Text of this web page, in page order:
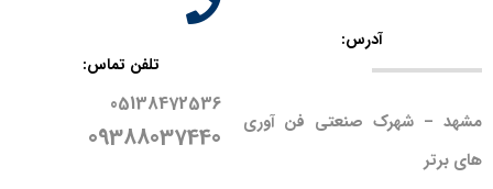
آدرس:
مشهد – شهرک صنعتی فن آوری
های برتر
تلفن تماس:
05138472536
09388037440